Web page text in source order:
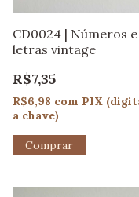
CD0024 | Números e
letras vintage
R$7,35
R$6,98 com PIX
a chave)